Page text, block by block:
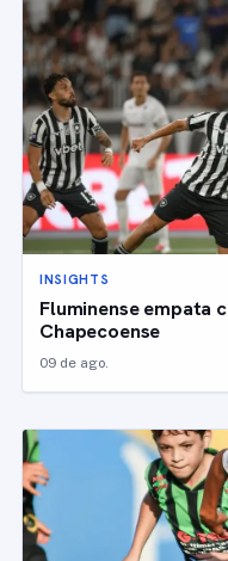
INSIGHTS
Fluminense empata
Chapecoense
09 de ago.